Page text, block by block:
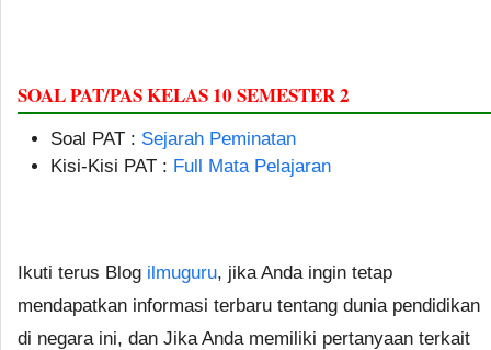
SOAL PAT/PAS KELAS 10 SEMESTER 2
Soal PAT : Sejarah Peminatan
Kisi-Kisi PAT : Full Mata Pelajaran
Ikuti terus Blog ilmuguru, jika Anda ingin tetap
mendapatkan informasi terbaru tentang dunia pendidikan
di negara ini, dan Jika Anda memiliki pertanyaan terkait